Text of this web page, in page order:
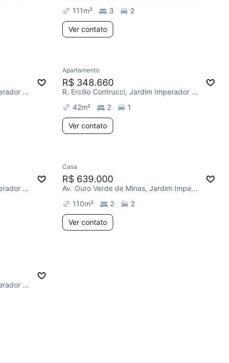
111m² 3 2
Ver contato
R. Ercílio Contrucci, Jardim Imperador (Zona Leste)
Apartamento
R$ 348.660
R. Ercílio Contrucci, Jardim Imperador (Zona Leste)
42m² 2 1
Ver contato
R. Ercílio Contrucci, Jardim Imperador (Zona Leste)
Casa
R$ 639.000
Av. Ouro Verde de Minas, Jardim Imperador (Zona Leste)
110m² 2 2
Ver contato
R. Ercílio Contrucci, Jardim Imperador (Zona Leste)